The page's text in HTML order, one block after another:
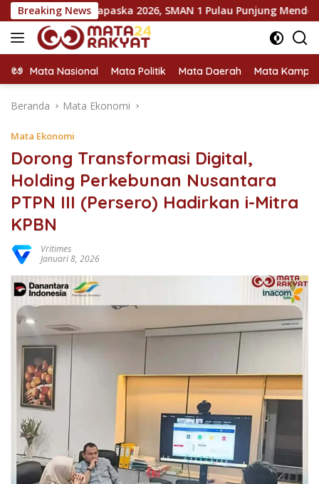
Langsung
ke
konten
Breaking News
Capaska 2026, SMAN 1 Pulau Punjung Mendominasi
Mata Nasional Mata Politik Mata Daerah Mata
Beranda Mata Ekonomi
Mata Ekonomi
Dorong Transformasi Digital,
Holding Perkebunan Nusantara
PTPN III (Persero) Hadirkan i-Mitra
KPBN
Vritimes
Januari 8, 2026